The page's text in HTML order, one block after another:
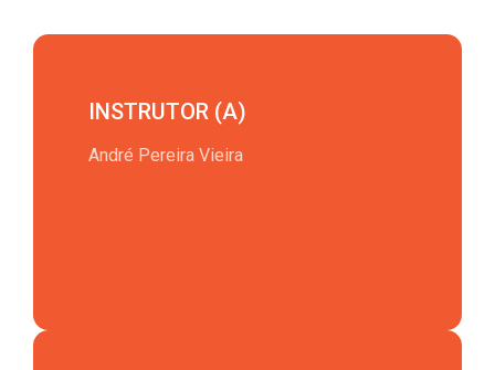
INSTRUTOR (A)
André Pereira Vieira